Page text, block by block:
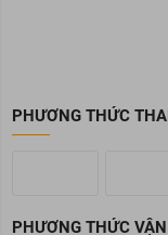
PHƯƠNG THỨC
PHƯƠNG THỨC